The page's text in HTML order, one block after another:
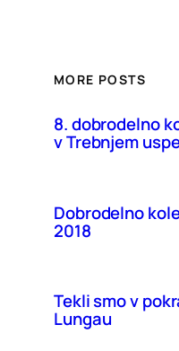
MORE POSTS
8. dobrodelno
v Trebnjem
Dobrodelno
2018
Tekli smo v
Lungau